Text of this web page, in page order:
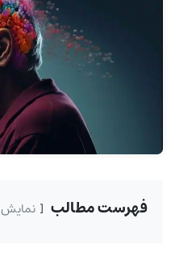
فهرست مطالب نمایش